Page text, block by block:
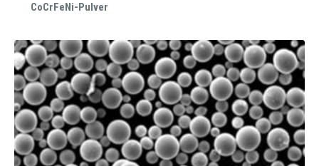
CoCrFeNi-Pulver